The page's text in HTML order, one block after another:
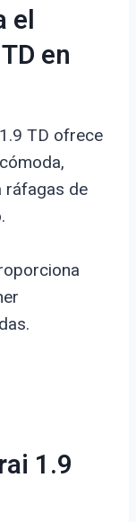
el
en
TD ofrece
ráfagas de
1.9